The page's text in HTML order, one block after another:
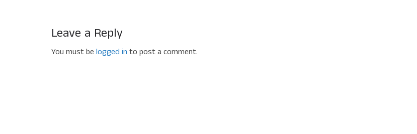
Leave a Reply
You must be logged in to post a comment.